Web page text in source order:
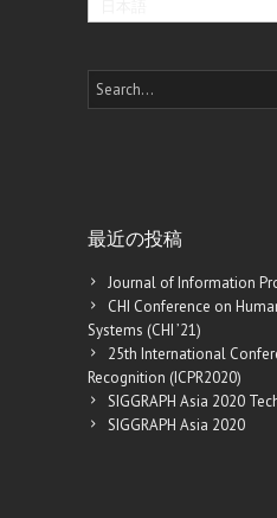
最近の投稿
Journal of Information
CHI Conference on
Systems (CHI ’21)
25th International
Recognition (ICPR2020)
SIGGRAPH Asia 2020
SIGGRAPH Asia 2020